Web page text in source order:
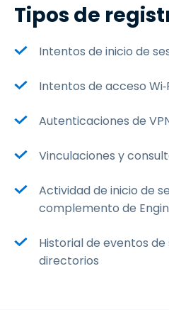
Tipos de
Intentos de inicio de
Intentos de acceso
Autenticaciones de
Vinculaciones y
Actividad de inicio de
complemento de
Historial de eventos
directorios